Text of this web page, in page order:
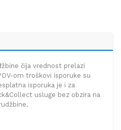
čija vrednost prelazi
om troškovi isporuke su
isporuka je i za
usluge bez obzira na